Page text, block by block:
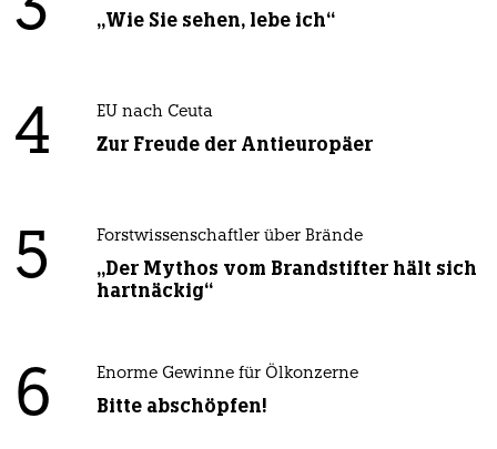
„Wie Sie sehen, lebe ich“
4 EU nach Ceuta
Zur Freude der Antieuropäer
5 Forstwissenschaftler über Brände
„Der Mythos vom Brandstifter hält sich
hartnäckig“
6 Enorme Gewinne für Ölkonzerne
Bitte abschöpfen!